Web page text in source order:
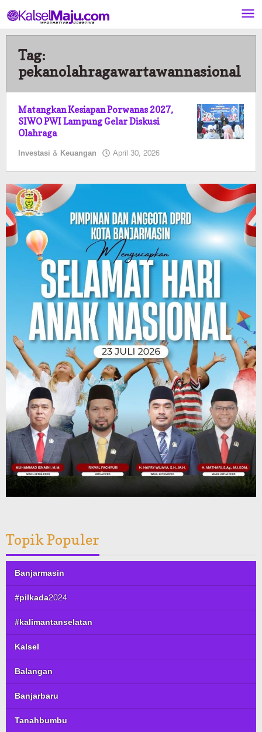
ke
konten
Tag:
pekanolahragawartawannasional
Matangkan Kesiapan Porwanas 2027,
SIWO PWI Lampung Gelar Diskusi
Olahraga
Investasi & Keuangan April 30, 2026
Pimred
Topik Populer
Banjarmasin
#pilkada2024
#kalimantanselatan
Kalsel
Balangan
Banjarbaru
Tanahbumbu